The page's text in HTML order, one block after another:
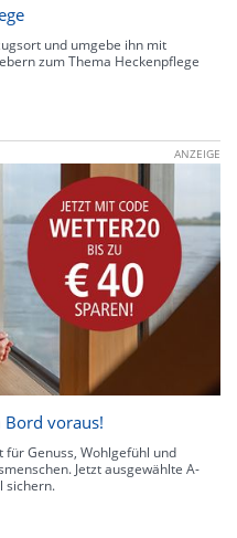
und umgebe ihn mit
zum Thema Heckenpflege
ANZEIGE
Bord voraus!
für Genuss, Wohlgefühl und
Jetzt ausgewählte A-
sichern.